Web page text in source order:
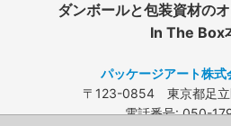
ダンボールと包装資材の
In The Box
パッケージアート株式
〒123-0854 東京都足立
電話番号: 050-